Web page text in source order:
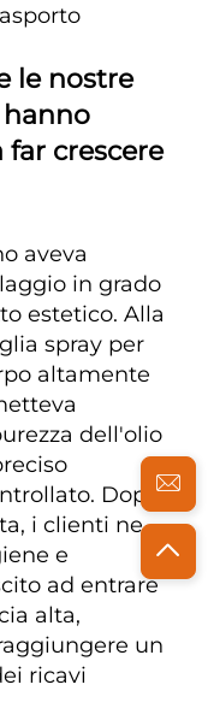
le nostre
crescere
aveva
in grado
estetico. Alla
spray per
altamente
dell'olio
Dopo
i clienti ne
e
ad entrare
alta,
un
ricavi